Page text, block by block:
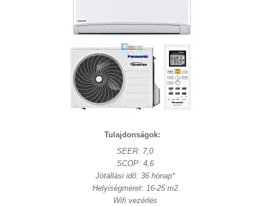
Tulajdonságok:
SEER: 7,0
SCOP: 4,6
Jótállási idő: 36 hónap*
Helyiségméret: 16-25 m2
Wifi vezérlés